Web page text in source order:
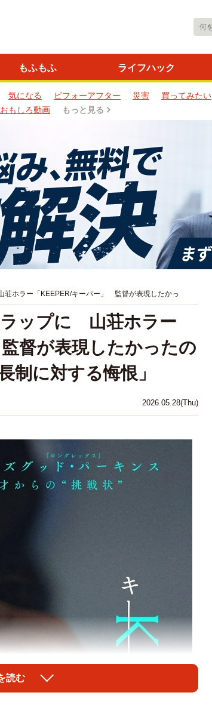
もふもふ ライフハック
気になる ビフォーアフター 災害 買ってみたい
おもしろ動画 もっと見る
ホラー「KEEPER/キーパー」 監督が表現したかっ
2026.05.28(Thu)
ップに 山荘ホラー
督が表現したかったの
制に対する悔恨」
読む